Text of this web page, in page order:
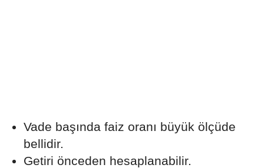
Vade başında faiz oranı büyük ölçüde
bellidir.
Getiri önceden hesaplanabilir.